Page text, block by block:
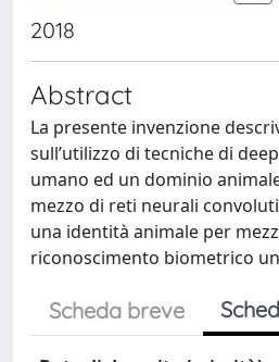
2018
Abstract
La presente invenzione
sull’utilizzo di tecniche di
umano ed un dominio
mezzo di reti neurali
una identità animale per
riconoscimento biometrico
Scheda breve